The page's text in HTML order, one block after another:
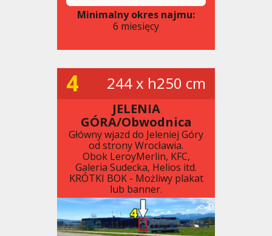
Minimalny okres najmu:
6 miesięcy
4 244 x h250 cm
JELENIA
GÓRA/Obwodnica
Główny wjazd do Jeleniej Góry
od strony Wrocławia.
Obok LeroyMerlin, KFC,
Galeria Sudecka, Helios itd.
KRÓTKI BOK - Możliwy plakat
lub banner.